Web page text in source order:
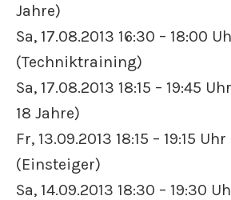
Jahre)
Sa, 17.08.2013 16:30 – 18:00
(Techniktraining)
Sa, 17.08.2013 18:15 – 19:45
18 Jahre)
Fr, 13.09.2013 18:15 – 19:15
(Einsteiger)
Sa, 14.09.2013 18:30 – 19:30